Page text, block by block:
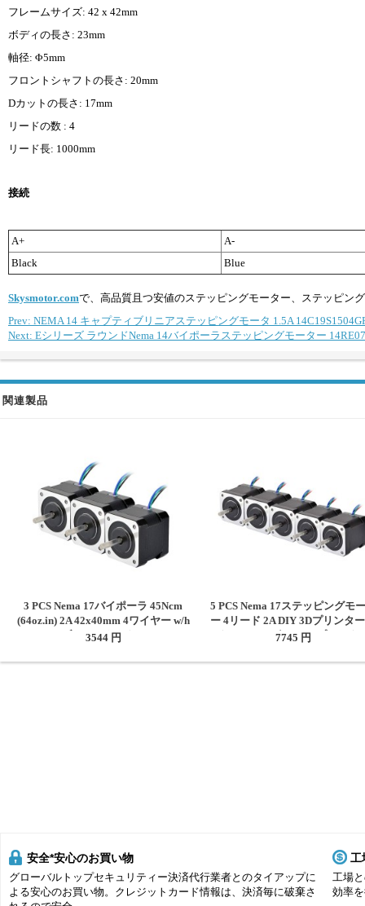
フレームサイズ: 42 x 42mm
ボディの長さ: 23mm
軸径: Φ5mm
フロントシャフトの長さ: 20mm
Dカットの長さ: 17mm
リードの数 : 4
リード長: 1000mm
接続
A+
A-
Black
Blue
Skysmotor.comで、高品質且つ安値のステッピングモーター、ステッピン
Prev: NEMA 14 キャプティブリニアステッピングモータ 1.5A
Next: Eシリーズ ラウンドNema 14バイポーラステッピングモーター
関連製品
3 PCS Nema 17バイポーラ 45Ncm
(64oz.in) 2A 42x40mm 4ワイヤー w/h
1mケーブル＆コネクタ (17HS16-
3544 円
5 PCS Nema 17ステッピングモ
ー 4リード 2A DIY 3Dプリンタ
ーターCNCロボット3Dプリンタ
7745 円
安全*安心のお買い物
グローバルトップセキュリティー決済代行業者とのタイアップに
よる安心のお買い物。クレジットカード情報は、決済毎に破棄さ
工
工場
効率